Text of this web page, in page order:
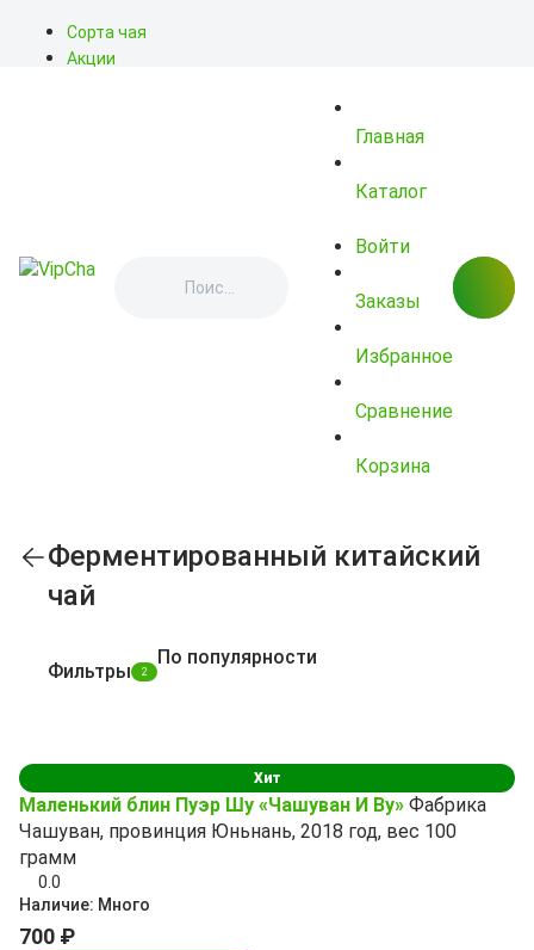
Сорта чая
Акции
Главная
Каталог
Войти
Заказы
Избранное
Сравнение
Корзина
Ферментированный китайский
чай
Фильтры 2
По популярности
Хит
Маленький блин Пуэр Шу «Чашуван И Ву» Фабрика
Чашуван, провинция Юньнань, 2018 год, вес 100
грамм
0.0
Наличие: Много
700 ₽